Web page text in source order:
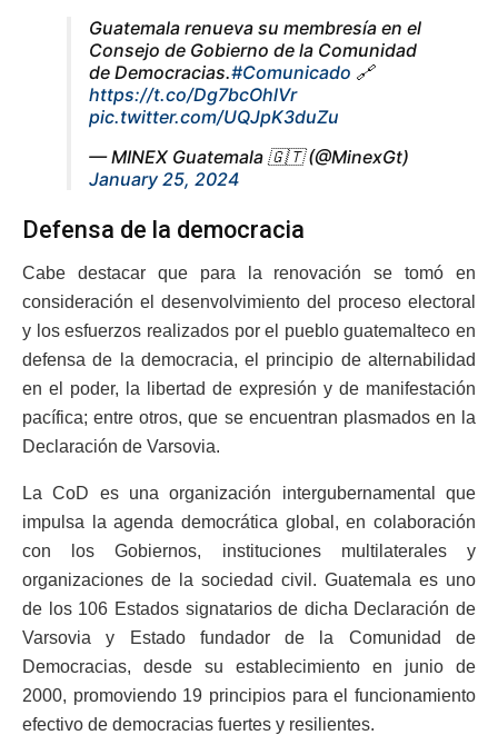
Guatemala renueva su membresía en el
Consejo de Gobierno de la Comunidad
de Democracias.#Comunicado 🔗
https://t.co/Dg7bcOhlVr
pic.twitter.com/UQJpK3duZu
— MINEX Guatemala 🇬🇹 (@MinexGt)
January 25, 2024
Defensa de la democracia
Cabe destacar que para la renovación se tomó en
consideración el desenvolvimiento del proceso electoral
y los esfuerzos realizados por el pueblo guatemalteco en
defensa de la democracia, el principio de alternabilidad
en el poder, la libertad de expresión y de manifestación
pacífica; entre otros, que se encuentran plasmados en la
Declaración de Varsovia.
La CoD es una organización intergubernamental que
impulsa la agenda democrática global, en colaboración
con los Gobiernos, instituciones multilaterales y
organizaciones de la sociedad civil. Guatemala es uno
de los 106 Estados signatarios de dicha Declaración de
Varsovia y Estado fundador de la Comunidad de
Democracias, desde su establecimiento en junio de
2000, promoviendo 19 principios para el funcionamiento
efectivo de democracias fuertes y resilientes.